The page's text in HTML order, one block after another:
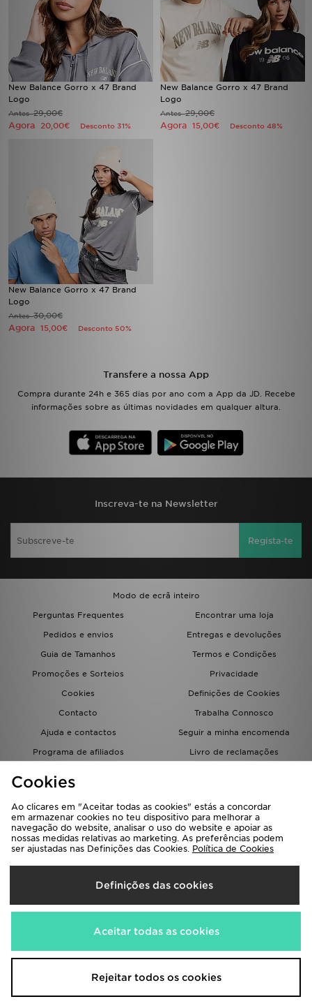
New Balance Gorro x 47 Brand
Logo
Antes29,00€
Agora 20,00€ Desconto 31%
New Balance Gorro x 47 Brand
Logo
Antes29,00€
Agora 15,00€ Desconto 48%
New Balance Gorro x 47 Brand
Logo
Antes30,00€
Agora 15,00€ Desconto 50%
Transfere a nossa App
Compra durante 24h e 365 dias por ano com a App da JD. Recebe
informações sobre as últimas novidades em qualquer altura.
Inscreva-te na Newsletter
Regista-te
Modo de ecrã inteiro
Perguntas Frequentes
Encontrar uma loja
Pedidos e envios
Entregas e devoluções
Guia de Tamanhos
Termos e Condições
Promoções e Sorteios
Privacidade
Cookies
Definições de Cookies
Contacto
Trabalha Connosco
Ajuda e contactos
Seguir a minha encomenda
Programa de afiliados
Livro de reclamações
Seleciona O País
Portugal
Aceitamos os seguintes métodos de pagamento
Visita a nossa página corporativa emwww.jdplc.com
FAZ DOWNLOAD DA APP
TRABALHA CONNOSCO
FAQs
Cookies
Ao clicares em "Aceitar todas as cookies" estás a concordar
em armazenar cookies no teu dispositivo para melhorar a
navegação do website, analisar o uso do website e apoiar as
nossas medidas relativas ao marketing. As preferências podem
ser ajustadas nas Definições das Cookies. Política de Cookies
Definições das cookies
Aceitar todas as cookies
Rejeitar todos os cookies